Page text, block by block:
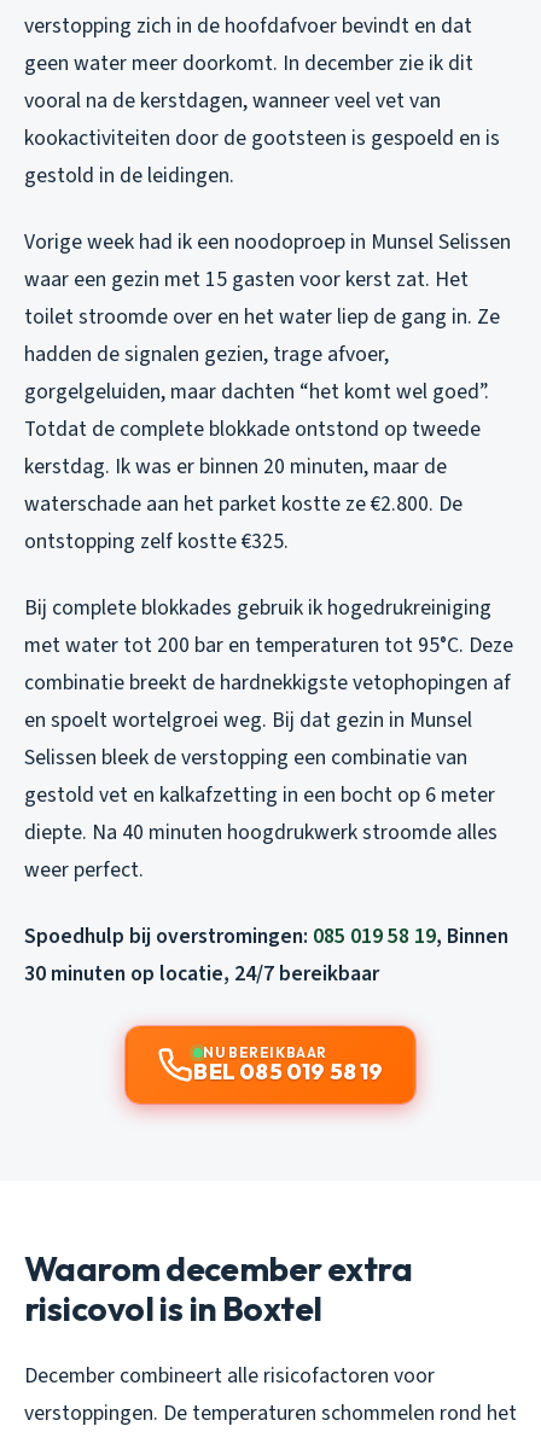
verstopping zich in de hoofdafvoer bevindt en dat
geen water meer doorkomt. In december zie ik dit
vooral na de kerstdagen, wanneer veel vet van
kookactiviteiten door de gootsteen is gespoeld en is
gestold in de leidingen.
Vorige week had ik een noodoproep in Munsel Selissen
waar een gezin met 15 gasten voor kerst zat. Het
toilet stroomde over en het water liep de gang in. Ze
hadden de signalen gezien, trage afvoer,
gorgelgeluiden, maar dachten “het komt wel goed”.
Totdat de complete blokkade ontstond op tweede
kerstdag. Ik was er binnen 20 minuten, maar de
waterschade aan het parket kostte ze €2.800. De
ontstopping zelf kostte €325.
Bij complete blokkades gebruik ik hogedrukreiniging
met water tot 200 bar en temperaturen tot 95°C. Deze
combinatie breekt de hardnekkigste vetophopingen af
en spoelt wortelgroei weg. Bij dat gezin in Munsel
Selissen bleek de verstopping een combinatie van
gestold vet en kalkafzetting in een bocht op 6 meter
diepte. Na 40 minuten hoogdrukwerk stroomde alles
weer perfect.
Spoedhulp bij overstromingen: 085 019 58 19, Binnen
30 minuten op locatie, 24/7 bereikbaar
NU BEREIKBAAR
BEL 085 019 58 19
Waarom december extra
risicovol is in Boxtel
December combineert alle risicofactoren voor
verstoppingen. De temperaturen schommelen rond het